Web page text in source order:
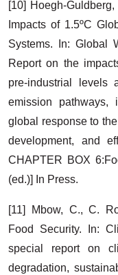
[10] Hoegh-
Impacts of 1.5ºC
Systems. In: Global
Report on the
pre-industrial levels
emission pathways,
global response to
development, and
CHAPTER BOX
(ed.)] In Press.
[11] Mbow, C., C.
Food Security. In:
special report on
degradation,